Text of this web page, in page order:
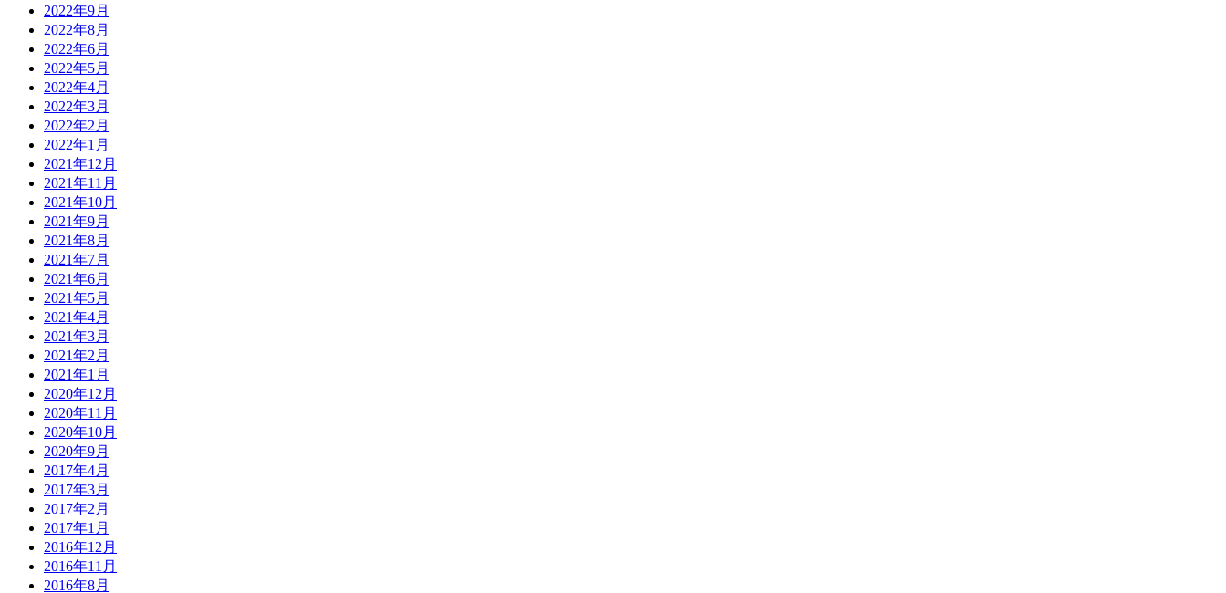
2022年9月
2022年8月
2022年6月
2022年5月
2022年4月
2022年3月
2022年2月
2022年1月
2021年12月
2021年11月
2021年10月
2021年9月
2021年8月
2021年7月
2021年6月
2021年5月
2021年4月
2021年3月
2021年2月
2021年1月
2020年12月
2020年11月
2020年10月
2020年9月
2017年4月
2017年3月
2017年2月
2017年1月
2016年12月
2016年11月
2016年8月